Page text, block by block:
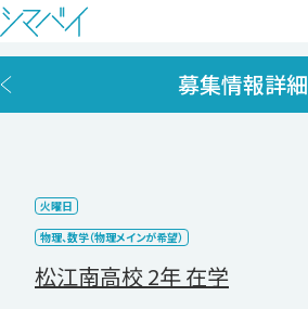
募集情報詳細
火曜日
物理、数学（物理メインが希望）
松江南高校 2年 在学